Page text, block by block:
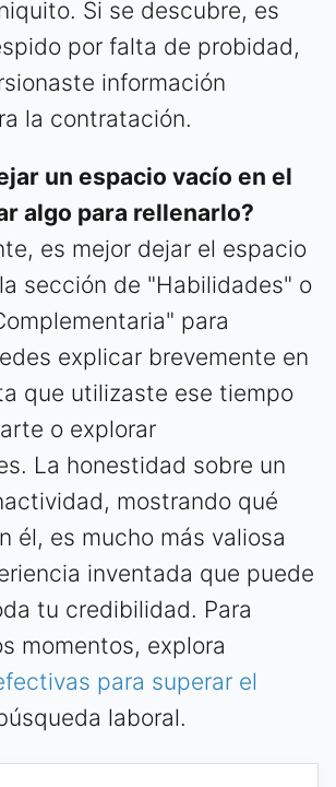
Si se descubre, es
por falta de probidad,
información
la contratación.
un espacio vacío en el
algo para rellenarlo?
es mejor dejar el espacio
sección de "Habilidades" o
para
explicar brevemente en
que utilizaste ese tiempo
o explorar
La honestidad sobre un
mostrando qué
él, es mucho más valiosa
inventada que puede
tu credibilidad. Para
momentos, explora
para superar el
laboral.